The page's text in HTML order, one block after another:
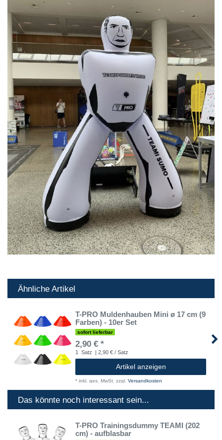
Ähnliche Artikel
T-PRO Muldenhauben Mini ø 17 cm (9
Farben) - 10er Set
sofort lieferbar
2,90 € *
1 Satz | 2,90 € / Satz
Artikel anzeigen
* inkl. ges. MwSt. zzgl. Versandkosten
Das könnte noch interessant sein...
T-PRO Trainingsdummy TEAMI (202
cm) - aufblasbar